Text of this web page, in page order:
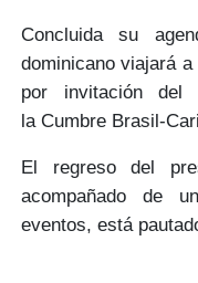
Concluida su
dominicanoviajará
por invitación del
la Cumbre Brasil-
El regresodel
acompañado de
eventos, está